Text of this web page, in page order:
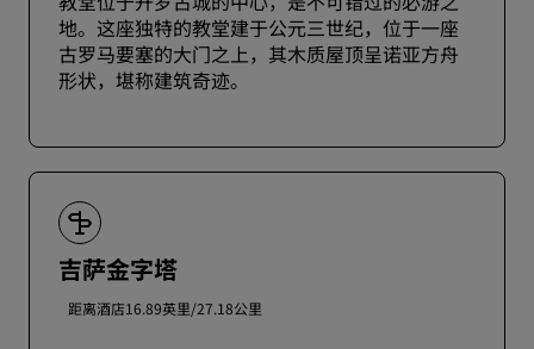
地。这座独特的教堂建于公元三世纪，位于一座
古罗马要塞的大门之上，其木质屋顶呈诺亚方舟
形状，堪称建筑奇迹。
吉萨金字塔
距离酒店16.89英里/27.18公里